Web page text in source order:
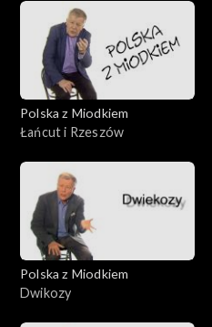
Polska z Miodkiem
Łańcut i Rzeszów
Polska z Miodkiem
Dwikozy